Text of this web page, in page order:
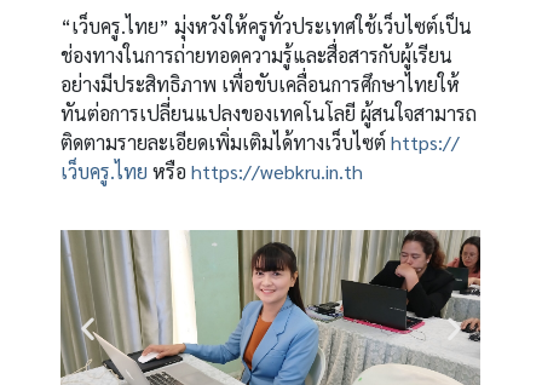
“เว็บครู.ไทย” มุ่งหวังให้ครูทั่วประเทศใช้เว็บไซต์เป็น
ช่องทางในการถ่ายทอดความรู้และสื่อสารกับผู้เรียน
อย่างมีประสิทธิภาพ เพื่อขับเคลื่อนการศึกษาไทยให้
ทันต่อการเปลี่ยนแปลงของเทคโนโลยี ผู้สนใจสามารถ
ติดตามรายละเอียดเพิ่มเติมได้ทางเว็บไซต์https://
เว็บครู.ไทย หรือhttps://webkru.in.th